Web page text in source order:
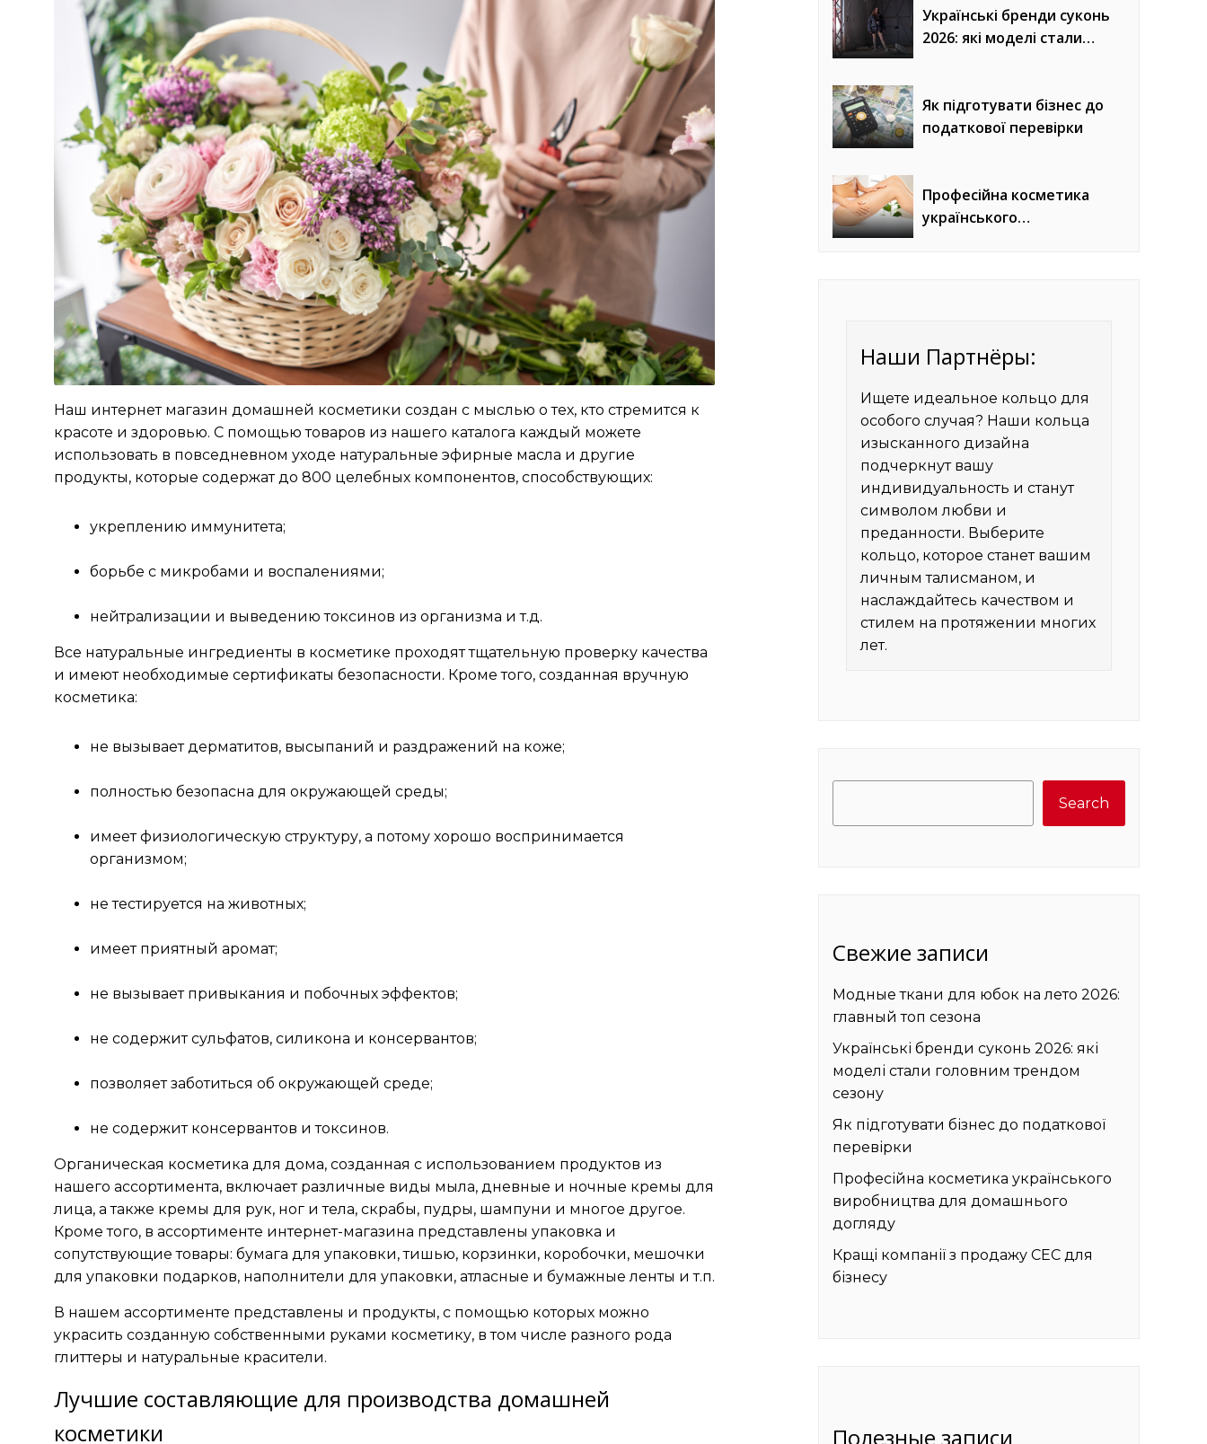
включено у програму
розвитку дитини
7
ТОП українських брендів
доглядової косметики
8
Найкращі
онлайн‑кінотеатри для
фільмів в HD якості
українською
ТОП-10 форматов кофе
самообслуживания: где
плюсов больше, чем
минусов
10 5 лайфхаков, как
продлить стойкость
макияжа летом
Наш интернет магазин домашней косметики создан с мыслью о тех, кто стремится к
красоте и здоровью. С помощью товаров из нашего каталога каждый можете
использовать в повседневном уходе натуральные эфирные масла и другие
продукты, которые содержат до 800 целебных компонентов, способствующих:
укреплению иммунитета;
борьбе с микробами и воспалениями;
нейтрализации и выведению токсинов из организма и т.д.
Все натуральные ингредиенты в косметике проходят тщательную проверку качества
и имеют необходимые сертификаты безопасности. Кроме того, созданная вручную
косметика:
не вызывает дерматитов, высыпаний и раздражений на коже;
полностью безопасна для окружающей среды;
имеет физиологическую структуру, а потому хорошо воспринимается
организмом;
не тестируется на животных;
имеет приятный аромат;
не вызывает привыкания и побочных эффектов;
не содержит сульфатов, силикона и консервантов;
позволяет заботиться об окружающей среде;
не содержит консервантов и токсинов.
Органическая косметика для дома, созданная с использованием продуктов из
нашего ассортимента, включает различные виды мыла, дневные и ночные кремы для
лица, а также кремы для рук, ног и тела, скрабы, пудры, шампуни и многое другое.
Кроме того, в ассортименте интернет-магазина представлены упаковка и
сопутствующие товары: бумага для упаковки, тишью, корзинки, коробочки, мешочки
для упаковки подарков, наполнители для упаковки, атласные и бумажные ленты и т.п.
В нашем ассортименте представлены и продукты, с помощью которых можно
украсить созданную собственными руками косметику, в том числе разного рода
глиттеры и натуральные красители.
Лучшие составляющие для производства домашней
косметики
Українські бренди суконь
2026: які моделі стали
Як підготувати бізнес до
податкової перевірки
Професійна косметика
українського
Наши Партнёры:
Ищете идеальное кольцо для
особого случая? Наши кольца
изысканного дизайна
подчеркнут вашу
индивидуальность и станут
символом любви и
преданности. Выберите
кольцо, которое станет вашим
личным талисманом, и
наслаждайтесь качеством и
стилем на протяжении многих
лет.
Search
Свежие записи
Модные ткани для юбок на лето 2026:
главный топ сезона
Українські бренди суконь 2026: які
моделі стали головним трендом
сезону
Як підготувати бізнес до податкової
перевірки
Професійна косметика українського
виробництва для домашнього
догляду
Кращі компанії з продажу СЕС для
бізнесу
Полезные записи